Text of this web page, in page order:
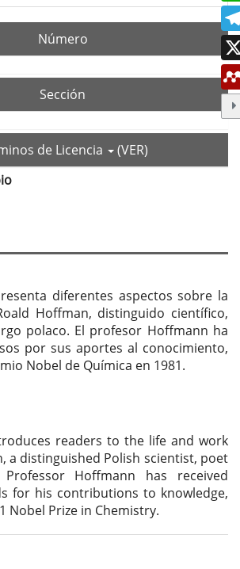
Número
Sección
de Licencia
(VER)
diferentes aspectos sobre la
Hoffman, distinguido científico,
polaco. El profesor Hoffmann ha
por sus aportes al conocimiento,
Nobel de Química en 1981.
readers to the life and work
a distinguished Polish scientist, poet
Hoffmann has received
for his contributions to knowledge,
Nobel Prize in Chemistry.